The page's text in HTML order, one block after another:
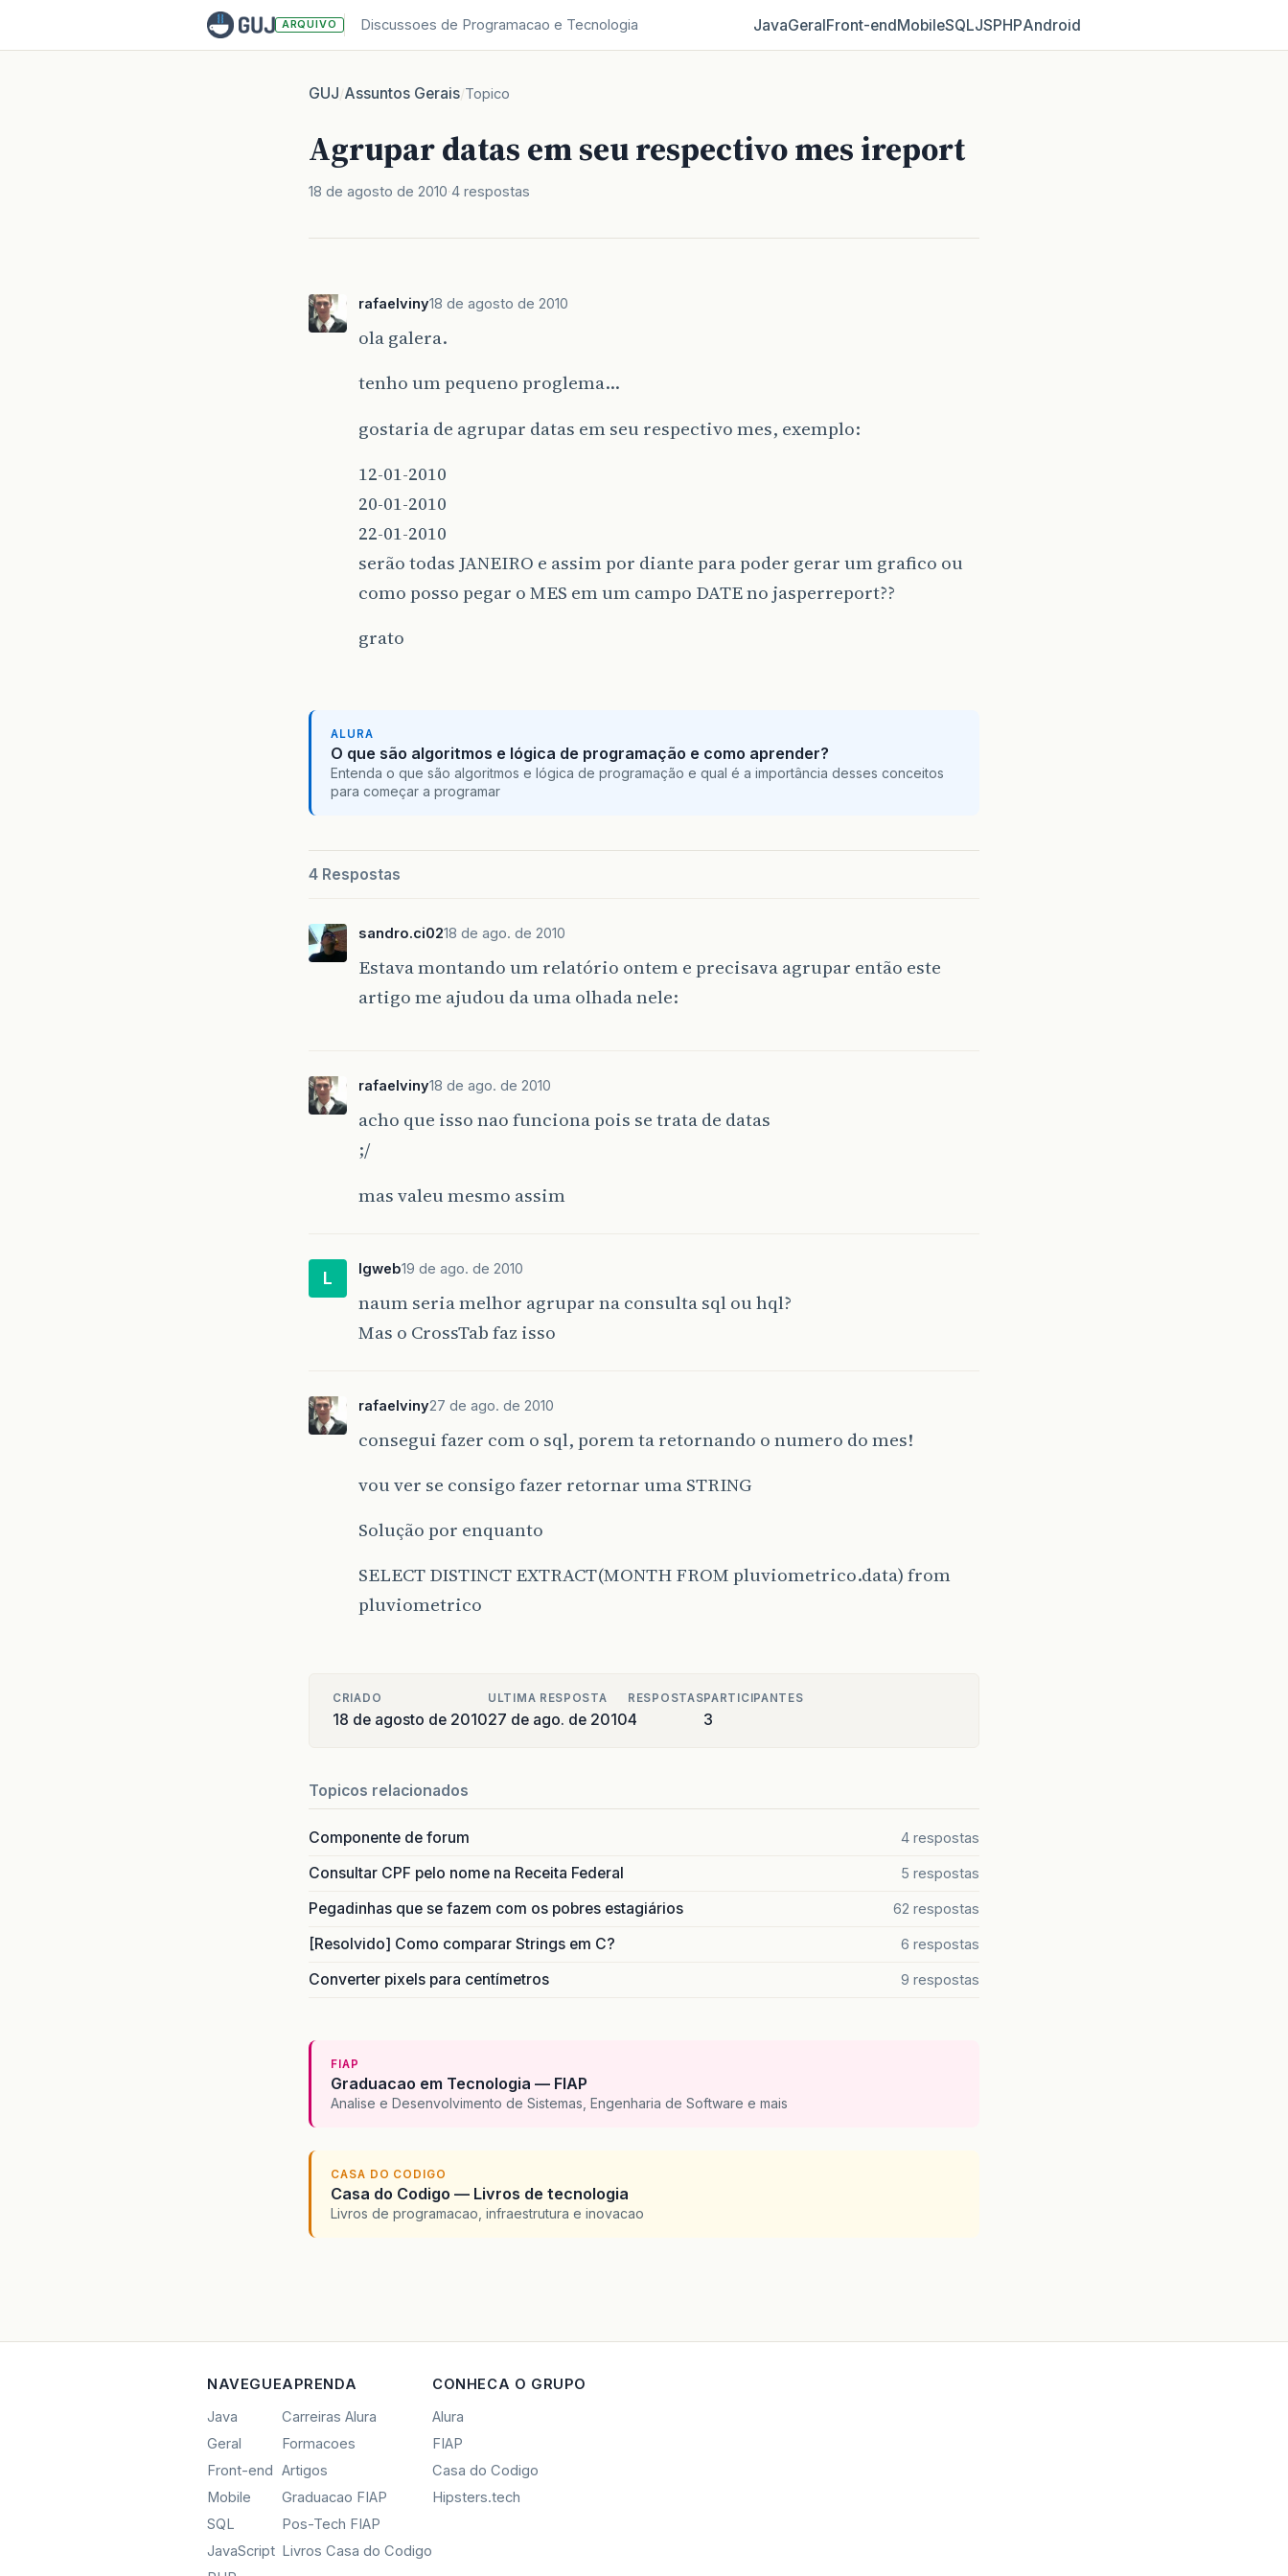
ARQUIVO Discussoes de Programacao e Tecnologia JavaGeralFront‑endMobileSQLJSPHPAndroid
GUJ/Assuntos Gerais/Topico
Agrupar datas em seu respectivo mes ireport
18 de agosto de 2010 4 respostas
rafaelviny18 de agosto de 2010
ola galera.
tenho um pequeno proglema…
gostaria de agrupar datas em seu respectivo mes, exemplo:
12-01-2010
20-01-2010
22-01-2010
serão todas JANEIRO e assim por diante para poder gerar um grafico ou
como posso pegar o MES em um campo DATE no jasperreport??
grato
ALURA
O que são algoritmos e lógica de programação e como aprender?
Entenda o que são algoritmos e lógica de programação e qual é a importância desses conceitos
para começar a programar
4 Respostas
sandro.ci0218 de ago. de 2010
Estava montando um relatório ontem e precisava agrupar então este
artigo me ajudou da uma olhada nele:
rafaelviny18 de ago. de 2010
acho que isso nao funciona pois se trata de datas
;/
mas valeu mesmo assim
L lgweb19 de ago. de 2010
naum seria melhor agrupar na consulta sql ou hql?
Mas o CrossTab faz isso
rafaelviny27 de ago. de 2010
consegui fazer com o sql, porem ta retornando o numero do mes!
vou ver se consigo fazer retornar uma STRING
Solução por enquanto
SELECT DISTINCT EXTRACT(MONTH FROM pluviometrico.data) from
pluviometrico
CRIADO
18 de agosto de 2010
ULTIMA RESPOSTA
27 de ago. de 2010
RESPOSTAS
4
PARTICIPANTES
3
Topicos relacionados
Componente de forum 4 respostas
Consultar CPF pelo nome na Receita Federal 5 respostas
Pegadinhas que se fazem com os pobres estagiários 62 respostas
[Resolvido] Como comparar Strings em C? 6 respostas
Converter pixels para centímetros 9 respostas
FIAP
Graduacao em Tecnologia — FIAP
Analise e Desenvolvimento de Sistemas, Engenharia de Software e mais
CASA DO CODIGO
Casa do Codigo — Livros de tecnologia
Livros de programacao, infraestrutura e inovacao
NAVEGUE
Java
Geral
Front-end
Mobile
SQL
JavaScript
APRENDA
Carreiras Alura
Formacoes
Artigos
Graduacao FIAP
Pos-Tech FIAP
Livros Casa do Codigo
CONHECA O GRUPO
Alura
FIAP
Casa do Codigo
Hipsters.tech